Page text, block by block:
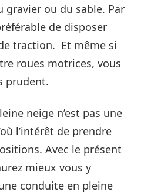
gravier ou du sable. Par
de disposer
traction. Et même si
roues motrices, vous
prudent.
neige n’est pas une
l’intérêt de prendre
Avec le présent
mieux vous y
conduite en pleine